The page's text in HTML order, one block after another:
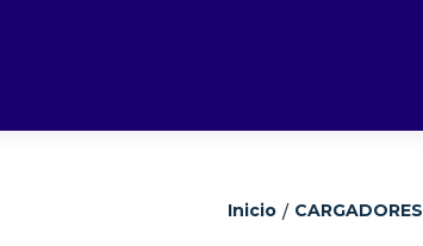
Inicio / CARGADORES